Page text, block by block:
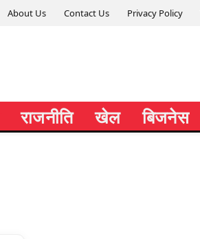
About Us Contact Us Privacy Policy
राजनीति खेल बिजनेस